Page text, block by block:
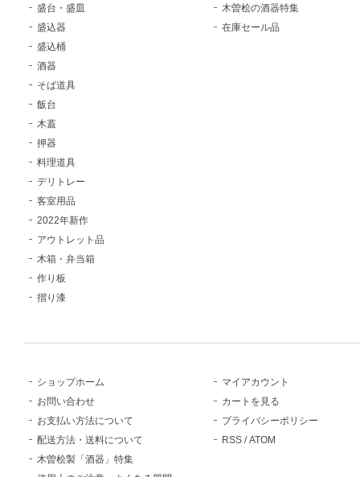
盛台・盛皿
盛込器
盛込桶
酒器
そば道具
飯台
木蓋
押器
料理道具
デリトレー
客室用品
2022年新作
アウトレット品
木箱・弁当箱
作り板
摺り漆
木曽桧の酒器特集
在庫セール品
ショップホーム
お問い合わせ
お支払い方法について
配送方法・送料について
木曽桧製「酒器」特集
マイアカウント
カートを見る
プライバシーポリシー
RSS /ATOM